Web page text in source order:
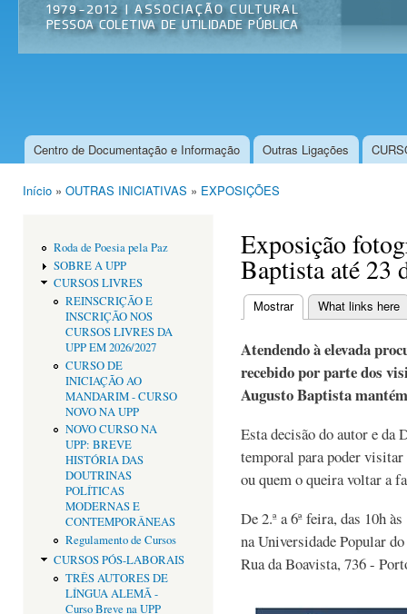
Menu principal
Centro de Documentação e Informação Outras Ligações
Início » OUTRAS INICIATIVAS » EXPOSIÇÕES
Roda de Poesia pela Paz
SOBRE A UPP
CURSOS LIVRES
REINSCRIÇÃO E
INSCRIÇÃO NOS
CURSOS LIVRES DA
UPP EM 2026/2027
CURSO DE
INICIAÇÃO AO
MANDARIM - CURSO
NOVO NA UPP
NOVO CURSO NA
UPP: BREVE
HISTÓRIA DAS
DOUTRINAS
POLÍTICAS
MODERNAS E
CONTEMPORÂNEAS
Regulamento de Cursos
CURSOS PÓS-LABORAIS
TRÊS AUTORES DE
LÍNGUA ALEMÃ -
Curso Breve na UPP
Exposição
Baptista até 23
Separadores
Mostrar(separador ativo)
What links here
Atendendo à elevada
recebido por parte dos
Augusto Baptista
Esta decisão do autor e da
temporal para poder visitar
ou quem o queira voltar a
De 2.ª a 6ª feira, das 10h
na Universidade Popular
Rua da Boavista, 736 -